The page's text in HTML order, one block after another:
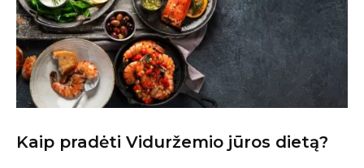
Kaip pradėti Viduržemio jūros dietą?